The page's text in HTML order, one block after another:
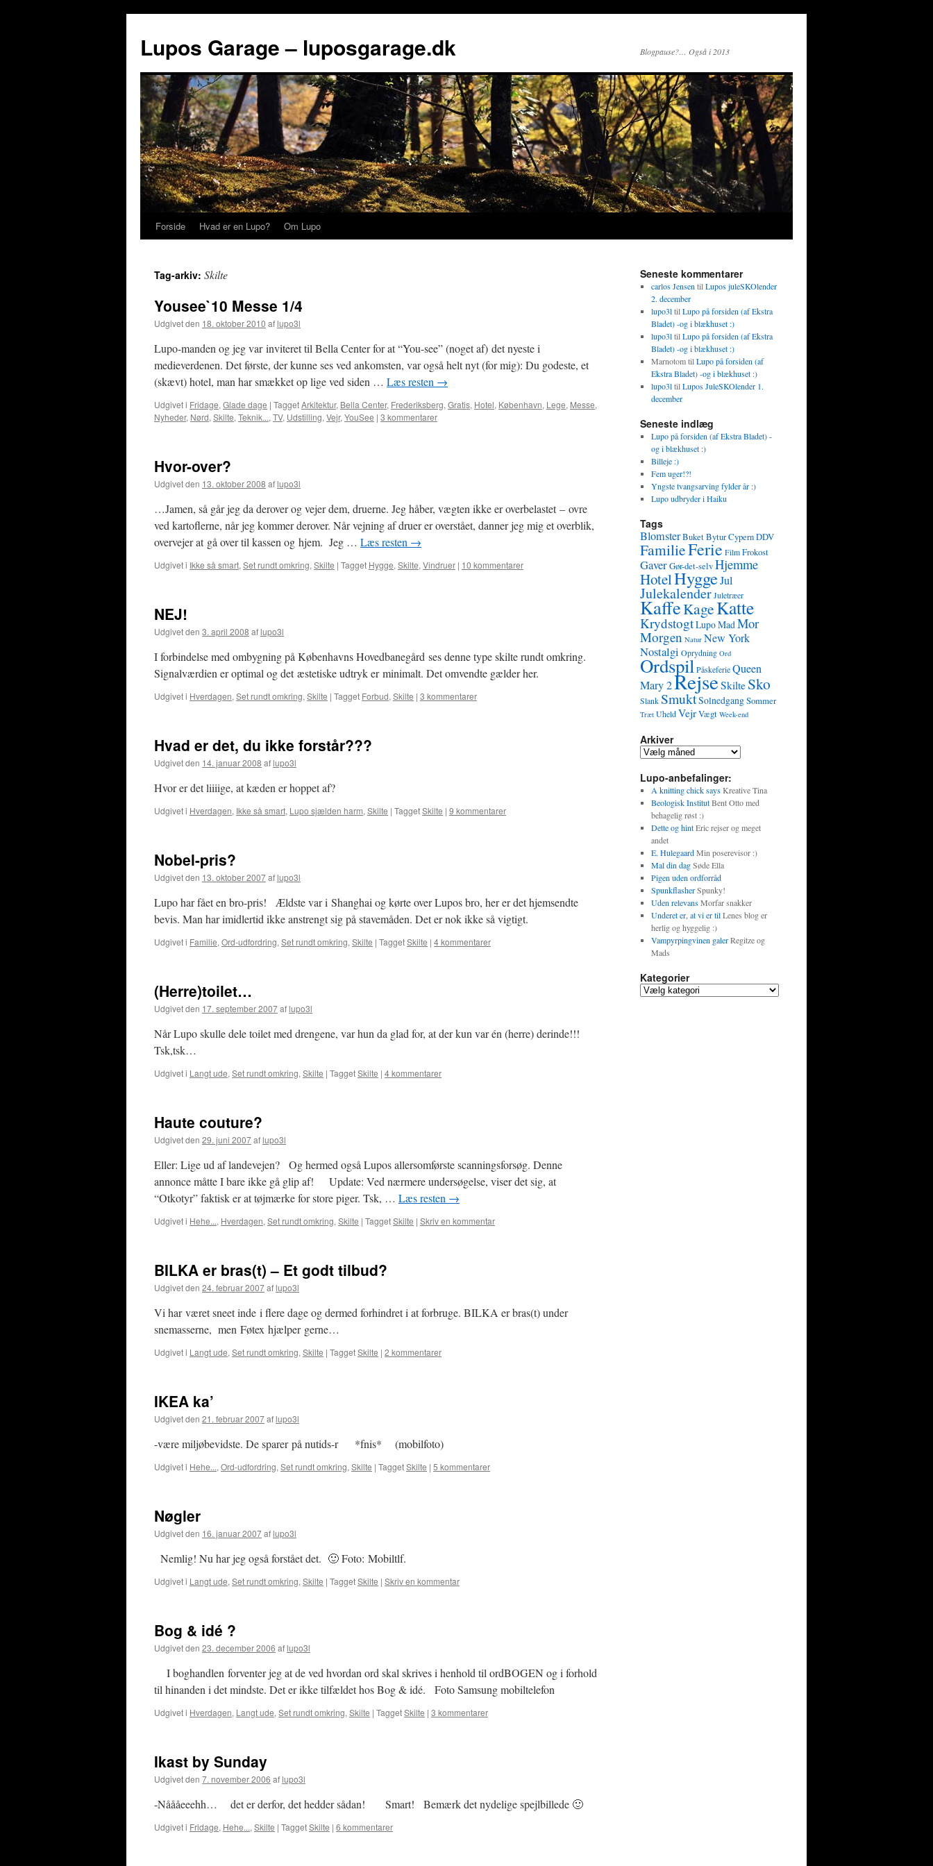
Lupos Garage – luposgarage.dk Blogpause?… Også i 2013
Forside Hvad er en Lupo? Om Lupo
Tag-arkiv: Skilte
Yousee`10 Messe 1/4
Udgivet den 18. oktober 2010 aflupo3l
Lupo-manden og jeg var inviteret til Bella Center for at “You-see” (noget af) det nyeste i
medieverdenen. Det første, der kunne ses ved ankomsten, var også helt nyt (for mig): Du godeste, et
(skævt) hotel, man har smækket op lige ved siden … Læs resten →
Udgivet i Fridage, Glade dage | TaggetArkitektur, Bella Center, Frederiksberg, Gratis, Hotel, København, Lege, Messe,
Nyheder, Nørd, Skilte, Teknik..., TV, Udstilling, Vejr, YouSee | 3 kommentarer
Hvor-over?
Udgivet den 13. oktober 2008 aflupo3l
…Jamen, så går jeg da derover og vejer dem, druerne. Jeg håber, vægten ikke er overbelastet – ovre
ved kartoflerne, når jeg kommer derover. Når vejning af druer er overstået, danner jeg mig et overblik,
overvejer at gå over til kassen og hjem. Jeg … Læs resten →
Udgivet i Ikke så smart, Set rundt omkring, Skilte | Tagget Hygge, Skilte, Vindruer | 10 kommentarer
NEJ!
Udgivet den 3. april 2008 aflupo3l
I forbindelse med ombygning på Københavns Hovedbanegård ses denne type skilte rundt omkring.
Signalværdien er optimal og det æstetiske udtryk er minimalt. Det omvendte gælder her.
Udgivet i Hverdagen, Set rundt omkring, Skilte | Tagget Forbud, Skilte | 3 kommentarer
Hvad er det, du ikke forstår???
Udgivet den 14. januar 2008 aflupo3l
Hvor er det liiiige, at kæden er hoppet af?
Udgivet i Hverdagen, Ikke så smart, Lupo sjælden harm, Skilte | TaggetSkilte | 9 kommentarer
Nobel-pris?
Udgivet den 13. oktober 2007aflupo3l
Lupo har fået en bro-pris! Ældste var i Shanghai og kørte over Lupos bro, her er det hjemsendte
bevis. Man har imidlertid ikke anstrengt sig på stavemåden. Det er nok ikke så vigtigt.
Udgivet i Familie, Ord-udfordring, Set rundt omkring, Skilte | TaggetSkilte | 4 kommentarer
(Herre)toilet…
Udgivet den 17. september 2007aflupo3l
Når Lupo skulle dele toilet med drengene, var hun da glad for, at der kun var én (herre) derinde!!!
Tsk,tsk…
Udgivet i Langt ude, Set rundt omkring, Skilte | TaggetSkilte | 4 kommentarer
Haute couture?
Udgivet den 29. juni 2007aflupo3l
Eller: Lige ud af landevejen? Og hermed også Lupos allersomførste scanningsforsøg. Denne
annonce måtte I bare ikke gå glip af! Update: Ved nærmere undersøgelse, viser det sig, at
“Otkotyr” faktisk er at tøjmærke for store piger. Tsk, … Læs resten →
Udgivet i Hehe..., Hverdagen, Set rundt omkring, Skilte | TaggetSkilte | Skriv en kommentar
BILKA er bras(t) – Et godt tilbud?
Udgivet den 24. februar 2007aflupo3l
Vi har været sneet inde i flere dage og dermed forhindret i at forbruge. BILKA er bras(t) under
snemasserne, men Føtex hjælper gerne…
Udgivet i Langt ude, Set rundt omkring, Skilte | TaggetSkilte | 2 kommentarer
IKEA ka’
Udgivet den 21. februar 2007aflupo3l
-være miljøbevidste. De sparer på nutids-r *fnis* (mobilfoto)
Udgivet i Hehe..., Ord-udfordring, Set rundt omkring, Skilte | TaggetSkilte | 5 kommentarer
Nøgler
Udgivet den 16. januar 2007aflupo3l
Nemlig! Nu har jeg også forstået det. 🙂 Foto: Mobiltlf.
Udgivet i Langt ude, Set rundt omkring, Skilte | TaggetSkilte | Skriv en kommentar
Bog & idé ?
Udgivet den 23. december 2006 aflupo3l
I boghandlen forventer jeg at de ved hvordan ord skal skrives i henhold til ordBOGEN og i forhold
til hinanden i det mindste. Det er ikke tilfældet hos Bog & idé. Foto Samsung mobiltelefon
Udgivet i Hverdagen, Langt ude, Set rundt omkring, Skilte | TaggetSkilte | 3 kommentarer
Ikast by Sunday
Udgivet den 7. november 2006 aflupo3l
-Nåååeeehh… det er derfor, det hedder sådan! Smart! Bemærk det nydelige spejlbillede 🙂
Udgivet i Fridage, Hehe..., Skilte | TaggetSkilte | 6 kommentarer
Seneste kommentarer
carlos Jensen tilLupos juleSKOlender
2. december
lupo3ltilLupo på forsiden (af Ekstra
Bladet) -og i blækhuset :)
lupo3ltilLupo på forsiden (af Ekstra
Bladet) -og i blækhuset :)
MarnotomtilLupo på forsiden (af
Ekstra Bladet) -og i blækhuset :)
lupo3ltilLupos JuleSKOlender 1.
december
Seneste indlæg
Lupo på forsiden (af Ekstra Bladet) -
og i blækhuset :)
Billeje :)
Fem uger!?!
Yngste tvangsarving fylder år :)
Lupo udbryder i Haiku
Tags
BlomsterBuketByturCypernDDV
FamilieFerie FilmFrokost
GaverGør-det-selvHjemme
HotelHyggeJul
JulekalenderJuletræer
KaffeKageKatte
KrydstogtLupoMadMor
Morgen Natur New York
Nostalgi Oprydning Ord
OrdspilPåskeferieQueen
Mary 2RejseSkilte Sko
SlankSmuktSolnedgangSommer
Træt Uheld VejrVægt Week-end
Arkiver
Lupo-anbefalinger:
A knitting chick saysKreative Tina
Beologisk InstitutBent Otto med
behagelig røst :)
Dette og hintEric rejser og meget
andet
E. HulegaardMin poserevisor :)
Mal din dagSøde Ella
Pigen uden ordforråd
SpunkflasherSpunky!
Uden relevansMorfar snakker
Underet er, at vi er tilLenes blog er
herlig og hyggelig :)
Vampyrpingvinen galerRegitze og
Mads
Kategorier